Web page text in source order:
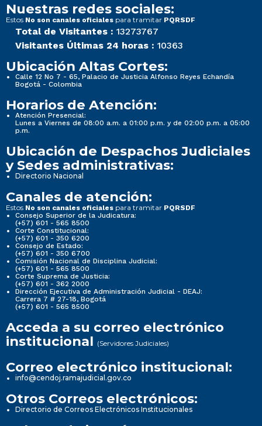
Nuestras redes sociales:
Estos No son canales oficiales para tramitar PQRSDF
Total de Visitantes : 13273767
Visitantes Últimas 24 horas : 10363
Ubicación Altas Cortes:
Calle 12 No 7 - 65, Palacio de Justicia Alfonso Reyes Echandía
Bogotá - Colombia
Horarios de Atención:
Atención Presencial:
Lunes a Viernes de 08:00 a.m. a 01:00 p.m. y de 02:00 p.m. a 05:00
p.m.
Ubicación de Despachos Judiciales
y Sedes administrativas:
Directorio Nacional
Canales de atención:
Estos No son canales oficiales para tramitar PQRSDF
Consejo Superior de la Judicatura:
(+57) 601 - 565 8500
Corte Constitucional:
(+57) 601 - 350 6200
Consejo de Estado:
(+57) 601 - 350 6700
Comisión Nacional de Disciplina Judicial:
(+57) 601 - 565 8500
Corte Suprema de Justicia:
(+57) 601 - 362 2000
Dirección Ejecutiva de Administración Judicial - DEAJ:
Carrera 7 # 27-18, Bogotá
(+57) 601 - 565 8500
Acceda a su correo electrónico
institucional (Servidores Judiciales)
Correo electrónico institucional:
info@cendoj.ramajudicial.gov.co
Otros Correos electrónicos:
Directorio de Correos Electrónicos Institucionales